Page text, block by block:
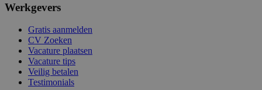
Werkgevers
Gratis aanmelden
CV Zoeken
Vacature plaatsen
Vacature tips
Veilig betalen
Testimonials